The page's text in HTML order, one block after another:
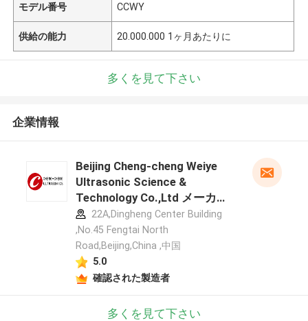
モデル番号 CCWY
供給の能力 20.000.000 1ヶ月あたりに
多くを見て下さい
企業情報
Beijing Cheng-cheng Weiye
Ultrasonic Science &
Technology Co.,Ltd メーカー
プロフィール
22A,Dingheng Center Building
,No.45 Fengtai North
Road,Beijing,China ,中国
5.0
確認された製造者
多くを見て下さい